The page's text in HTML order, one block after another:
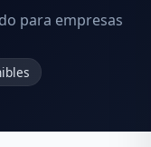
para empresas